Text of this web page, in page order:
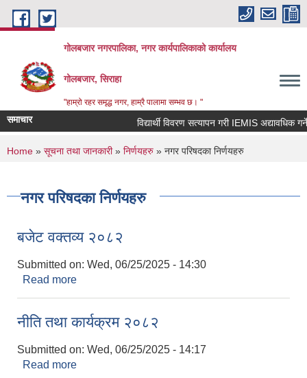
Skip to main content
गोलबजार नगरपालिका, नगर कार्यपालिकाको कार्यालय
गोलबजार, सिराहा
"हाम्रो रहर समृद्ध नगर, हाम्रै पालामा सम्भव छ। "
समाचार विद्यार्थी विवरण सत्यापन गरी IEMIS अद्यावधिक गर्ने
You are here
Home » सूचना तथा जानकारी» निर्णयहरु » नगर परिषदका निर्णयहरु
नगर परिषदका निर्णयहरु
बजेट वक्तव्य २०८२
Submitted on: Wed, 06/25/2025 - 14:30
Read more
नीति तथा कार्यक्रम २०८२
Submitted on: Wed, 06/25/2025 - 14:17
Read more